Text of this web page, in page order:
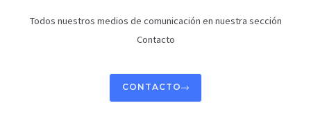
Todos nuestros medios de comunicación en nuestra sección
Contacto
CONTACTO